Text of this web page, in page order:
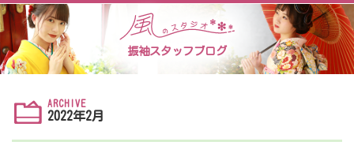
振袖スタッフブログ
ARCHIVE
2022年2月